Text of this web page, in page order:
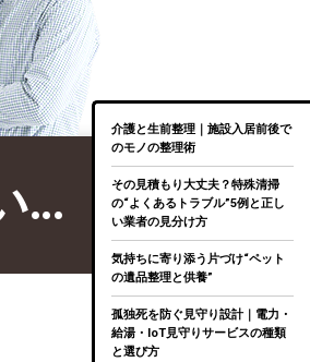
…
介護と生前整理｜施設入居前後で
のモノの整理術
その見積もり大丈夫？特殊清掃
の“よくあるトラブル”5例と正し
い業者の見分け方
気持ちに寄り添う片づけ“ペット
の遺品整理と供養”
孤独死を防ぐ見守り設計｜電力・
給湯・IoT見守りサービスの種類
と選び方